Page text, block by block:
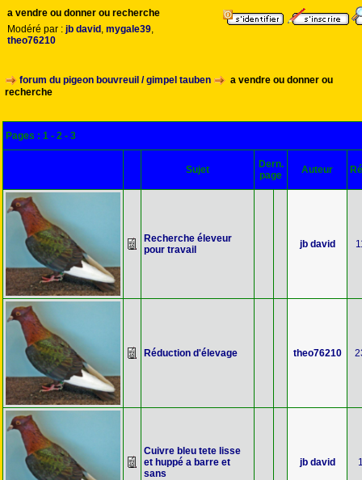
a vendre ou donner ou recherche
Modéré par : jb david , mygale39,
theo76210
forum du pigeon bouvreuil / gimpel tauben
a vendre ou donner ou
recherche
Pages : 1 - 2 - 3
Sujet
Dern.
page
Auteur
Recherche éleveur
pour travail
jb david
Réduction d'élevage theo76210
Cuivre bleu tete lisse
et huppé a barre et
sans
jb david